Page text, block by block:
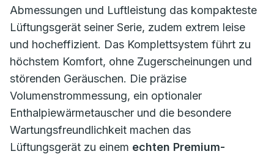
Abmessungen und Luftleistung das kompakteste
Lüftungsgerät seiner Serie, zudem extrem leise
und hocheffizient. Das Komplettsystem führt zu
höchstem Komfort, ohne Zugerscheinungen und
störenden Geräuschen. Die präzise
Volumenstrommessung, ein optionaler
Enthalpiewärmetauscher und die besondere
Wartungsfreundlichkeit machen das
Lüftungsgerät zu einem echten Premium-